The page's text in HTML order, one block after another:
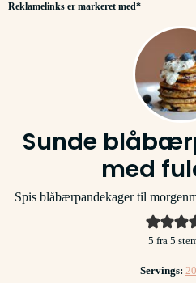
Reklamelinks er markeret med*
Sunde
med
Spis blåbærpandekager til
5 fra 5
Servings: 20